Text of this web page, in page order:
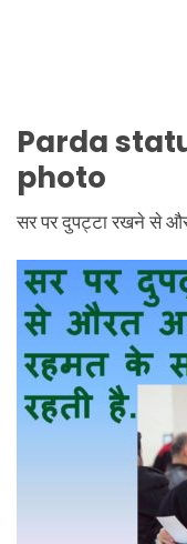
Parda
photo
सर पर दुपट्टा रखने से